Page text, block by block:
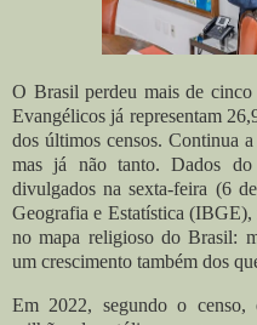
O Brasil perdeu mais de
Evangélicos já representam
dos últimos censos. Continua
mas já não tanto. Dados do
divulgados na sexta-feira (6
Geografia e Estatística (IBGE),
no mapa religioso do Brasil:
um crescimento também dos
Em 2022, segundo o